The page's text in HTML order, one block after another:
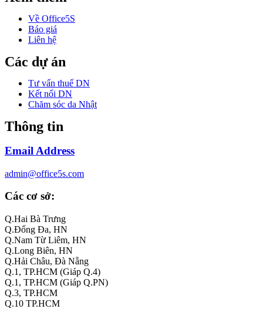
Về Office5S
Báo giá
Liên hệ
Các dự án
Tư vấn thuế DN
Kết nối DN
Chăm sóc da Nhật
Thông tin
Email Address
admin@office5s.com
Các cơ sở:
Q.Hai Bà Trưng
Q.Đống Đa, HN
Q.Nam Từ Liêm, HN
Q.Long Biên, HN
Q.Hải Châu, Đà Nẵng
Q.1, TP.HCM (Giáp Q.4)
Q.1, TP.HCM (Giáp Q.PN)
Q.3, TP.HCM
Q.10 TP.HCM